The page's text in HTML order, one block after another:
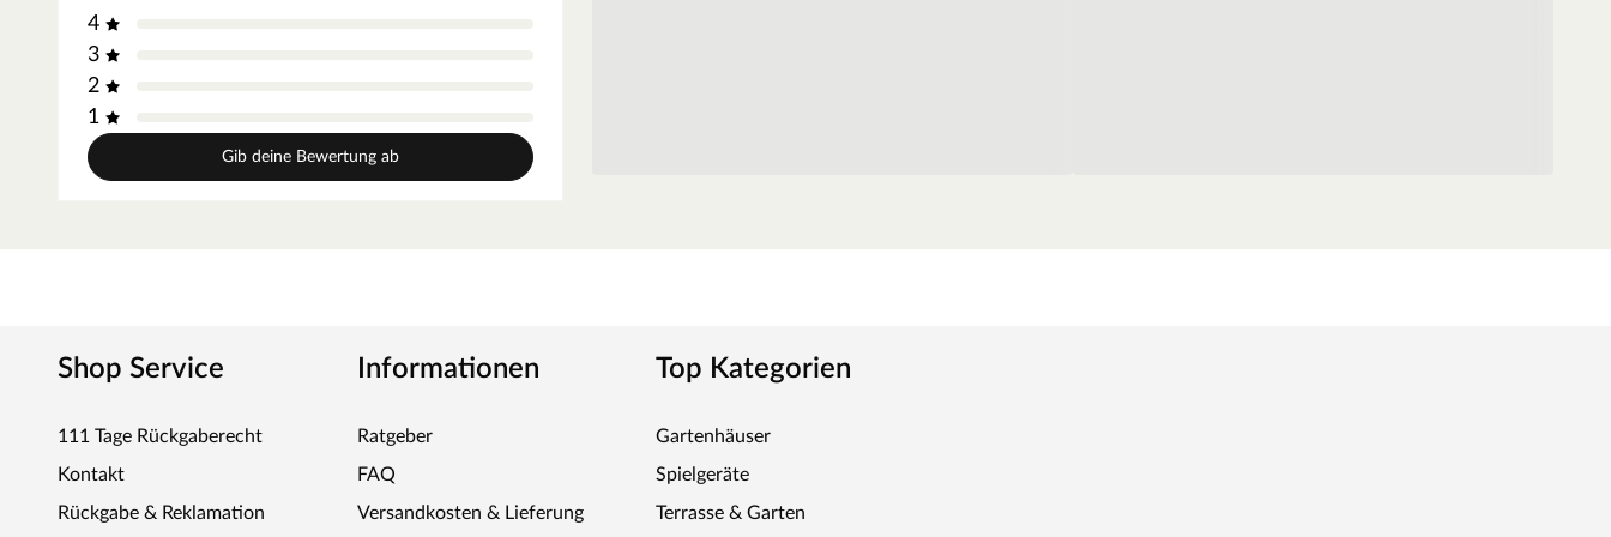
Seitenhöhe von ca. 189 cm. Wir empfehlen dir Dachschindeln für einen dekorativen und lange haltbaren
Optionales Zubehör: Boden
Der Marktstand Stella wird ohne Fußboden geliefert. Ein Fußboden kann jedoch optional mit dazu bestellt werden.
Beachte hierzu unser Zubehör-Sortiment oder das als Alternative hinterlegte Sparset.
Inkl. Montageanleitung
Eine Montageanleitung sowie sämtliches Montagematerial liegen dem Paket bei.
4
3
2
1
Gib deine Bewertung ab
Shop Service
111 Tage Rückgaberecht
Kontakt
Rückgabe & Reklamation
Informationen
Ratgeber
FAQ
Versandkosten & Lieferung
Top Kategorien
Gartenhäuser
Spielgeräte
Terrasse & Garten